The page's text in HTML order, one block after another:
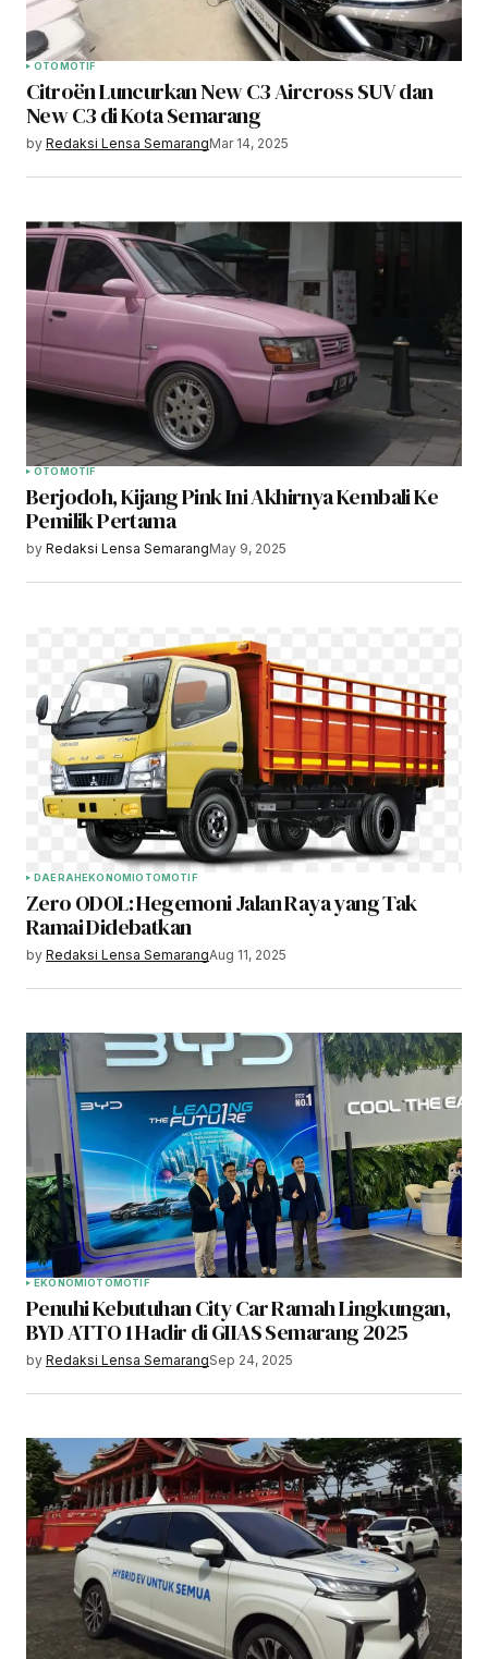
OTOMOTIF
Citroën Luncurkan New C3 Aircross SUV dan
New C3 di Kota Semarang
by Redaksi Lensa SemarangMar 14, 2025
OTOMOTIF
Berjodoh, Kijang Pink Ini Akhirnya Kembali Ke
Pemilik Pertama
by Redaksi Lensa SemarangMay 9, 2025
DAERAHEKONOMIOTOMOTIF
Zero ODOL: Hegemoni Jalan Raya yang Tak
Ramai Didebatkan
by Redaksi Lensa SemarangAug 11, 2025
EKONOMIOTOMOTIF
Penuhi Kebutuhan City Car Ramah Lingkungan,
BYD ATTO 1 Hadir di GIIAS Semarang 2025
by Redaksi Lensa SemarangSep 24, 2025